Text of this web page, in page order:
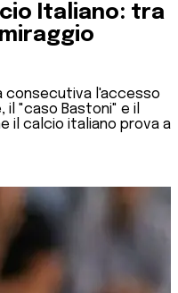
Italiano: tra
consecutiva l'accesso
il "caso Bastoni" e il
il calcio italiano prova a